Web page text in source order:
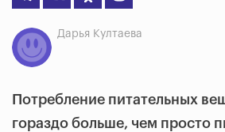
Дарья Култаева
Потребление питательных
гораздо больше, чем просто